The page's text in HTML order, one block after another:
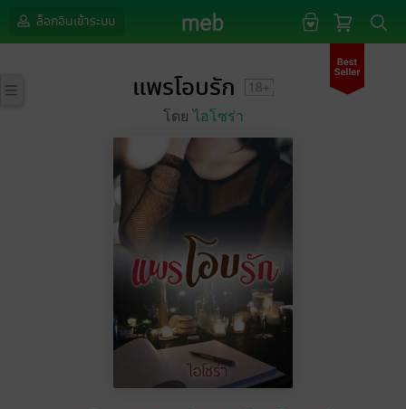
ล็อกอินเข้าระบบ
แพรโอบรัก
โดย ไอโซร่า